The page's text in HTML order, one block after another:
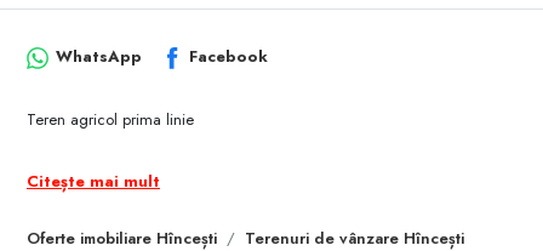
Oferte imobiliare Hîncești Terenuri de vânzare Hîncești
WhatsApp Facebook
Teren agricol prima linie
Citește mai mult